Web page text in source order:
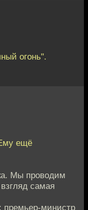
огонь".
ещё
Мы проводим
самая
премьер-министр